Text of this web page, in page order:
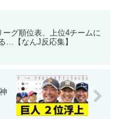
ーグ順位表、上位4チームに
…【なんJ反応集】